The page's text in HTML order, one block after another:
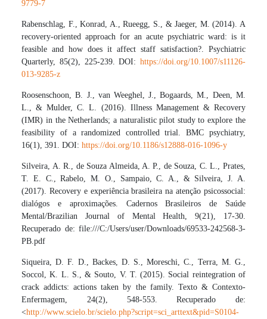
9779-7
Rabenschlag, F., Konrad, A., Rueegg, S., & Jaeger, M. (2014). A
recovery-oriented approach for an acute psychiatric ward: is it
feasible and how does it affect staff satisfaction?. Psychiatric
Quarterly, 85(2), 225-239. DOI: https://doi.org/10.1007/s11126-
013-9285-z
Roosenschoon, B. J., van Weeghel, J., Bogaards, M., Deen, M.
L., & Mulder, C. L. (2016). Illness Management & Recovery
(IMR) in the Netherlands; a naturalistic pilot study to explore the
feasibility of a randomized controlled trial. BMC psychiatry,
16(1), 391. DOI:https://doi.org/10.1186/s12888-016-1096-y
Silveira, A. R., de Souza Almeida, A. P., de Souza, C. L., Prates,
T. E. C., Rabelo, M. O., Sampaio, C. A., & Silveira, J. A.
(2017). Recovery e experiência brasileira na atenção psicossocial:
dialógos e aproximações. Cadernos Brasileiros de Saúde
Mental/Brazilian Journal of Mental Health, 9(21), 17-30.
Recuperado de: file:///C:/Users/user/Downloads/69533-242568-3-
PB.pdf
Siqueira, D. F. D., Backes, D. S., Moreschi, C., Terra, M. G.,
Soccol, K. L. S., & Souto, V. T. (2015). Social reintegration of
crack addicts: actions taken by the family. Texto & Contexto-
Enfermagem, 24(2), 548-553. Recuperado de:
<http://www.scielo.br/scielo.php?script=sci_arttext&pid=S0104-